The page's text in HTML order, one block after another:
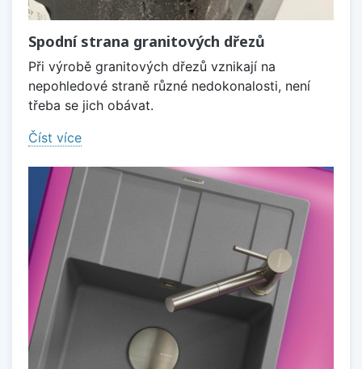
Spodní strana granitových dřezů
Při výrobě granitových dřezů vznikají na
nepohledové straně různé nedokonalosti, není
třeba se jich obávat.
Číst více